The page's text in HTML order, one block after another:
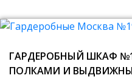
ГАРДЕРОБНЫЙ ШКАФ
ПОЛКАМИ И